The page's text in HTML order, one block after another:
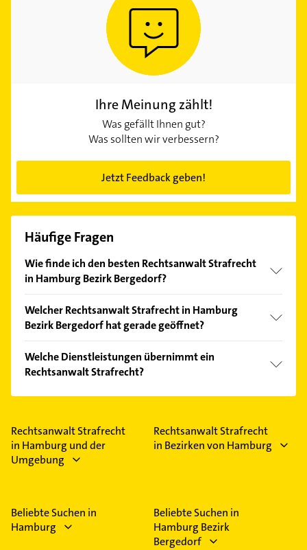
Ihre Meinung zählt!
Was gefällt Ihnen gut?
Was sollten wir verbessern?
Jetzt Feedback geben!
Häufige Fragen
Wie finde ich den besten Rechtsanwalt Strafrecht
in Hamburg Bezirk Bergedorf?
Kundenmeinungen und profitieren Sie von den
Empfehlungen. Die Suchergebnisse können Sie sich
Welcher Rechtsanwalt Strafrecht in Hamburg
Bezirk Bergedorf hat gerade geöffnet?
Bitte beachten Sie, dass diese an Sonn- und
Feiertagen abweichen können.
Welche Dienstleistungen übernimmt ein
Rechtsanwalt Strafrecht?
Folgende Leistungen werden angeboten:
Jugendstrafrecht, Medizinstrafrecht und
Ordnungswidrigkeitenrecht.
Rechtsanwalt Strafrecht
in Hamburg und der
Umgebung
Rechtsanwalt Strafrecht
in Bezirken von Hamburg
Beliebte Suchen in
Hamburg
Beliebte Suchen in
Hamburg Bezirk
Bergedorf